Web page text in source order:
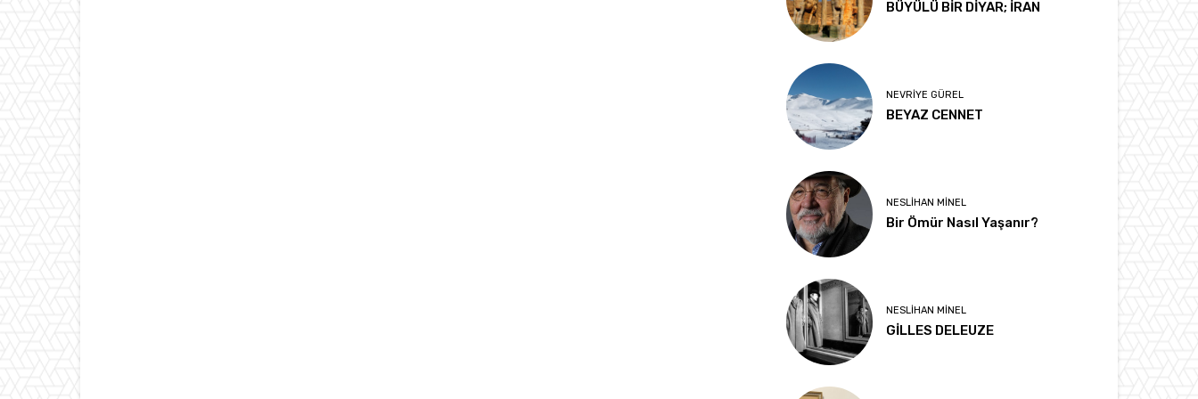
BÜYÜLÜ BİR DİYAR; İRAN
NEVRIYE GÜREL
BEYAZ CENNET
NESLIHAN MINEL
Bir Ömür Nasıl Yaşanır?
NESLIHAN MINEL
GİLLES DELEUZE